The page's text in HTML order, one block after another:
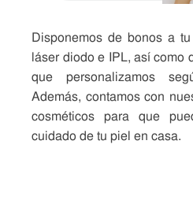
Disponemos de bonos a
láser diodo e IPL, así como
que personalizamos
Además, contamos con
cosméticos para que
cuidado de tu piel en casa.